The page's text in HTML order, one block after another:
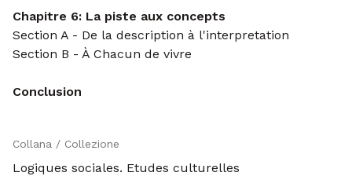
Chapitre 6: La piste aux concepts
Section A - De la description à l'interpretation
Section B - À Chacun de vivre
Conclusion
Collana / Collezione
Logiques sociales. Etudes culturelles